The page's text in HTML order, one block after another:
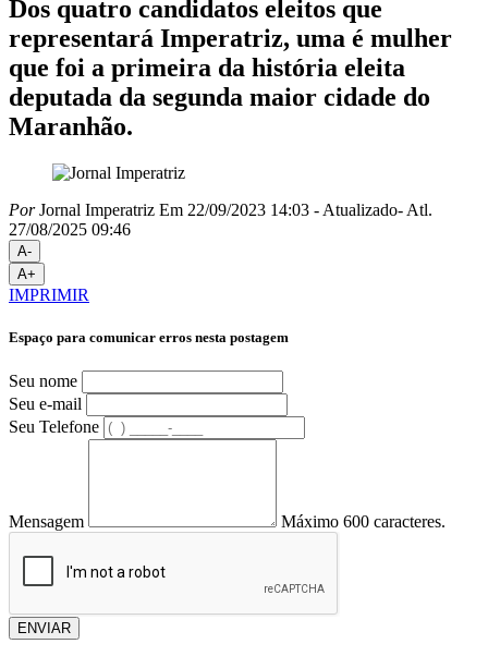
Dos quatro candidatos eleitos que
representará Imperatriz, uma é mulher
que foi a primeira da história eleita
deputada da segunda maior cidade do
Maranhão.
PorJornal Imperatriz Em 22/09/2023 14:03 - Atualizado- Atl.
27/08/2025 09:46
A-
A+
IMPRIMIR
Espaço para comunicar erros nesta postagem
Seu nome
Seu e-mail
Seu Telefone
Mensagem Máximo 600 caracteres.
ENVIAR